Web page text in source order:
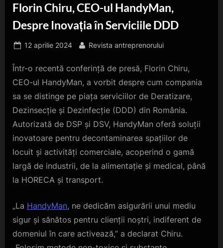
Florin Chiru, CEO-ul HandyMan,
Despre Inovația în Serviciile DDD
Posted
12 aprilie 2024 By
Revista antreprenorului
Într-o recentă conferință de presă, Florin Chiru,
CEO-ul HandyMan, a vorbit despre cum compania
sa se distinge pe piața serviciilor de Deratizare,
Dezinsecție și Dezinfecție (DDD) din România.
Autorizată de DSP și DSV, HandyMan oferă soluții
inovatoare pentru decontaminarea spațiilor de
locuit și activități comerciale, acoperind o gamă
largă de industrii, de la alimentație și medical, până
la HORECA și transport.
„La HandyMan, ne dedicăm asigurării unui mediu
sigur și sănătos pentru clienții noștri, indiferent de
domeniul în care activează,” a declarat Chiru.